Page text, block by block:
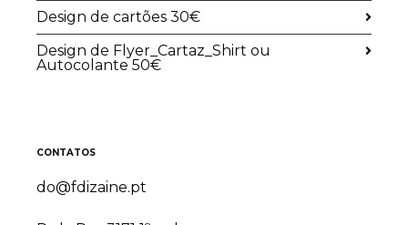
Design de cartões 30€
Design de Flyer_Cartaz_Shirt ou
Autocolante 50€
CONTATOS
do@fdizaine.pt